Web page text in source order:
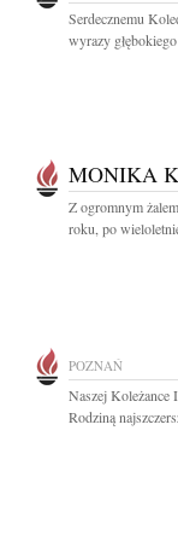
Serdecznemu
wyrazy
MONIKA
Z ogromnym
roku, po
POZNAŃ
Naszej Koleżance
Rodziną